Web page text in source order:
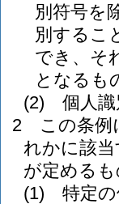
別符号を
別するこ
でき、そ
となるも
(2)
個人
2
この条例
れかに該
が定める
(1)
特定